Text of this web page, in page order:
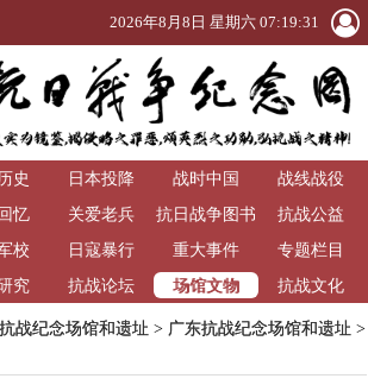
2026年8月8日 星期六 07:19:32
史 日本投降 战时中国
战线战役
忆 关爱老兵
抗日战争图书
馆
抗战公益
校 日寇暴行 重大事件
专题栏目
究 抗战论坛 场馆文物 抗战文化
抗战纪念场馆和遗址 > 广东抗战纪念场馆和遗址 >